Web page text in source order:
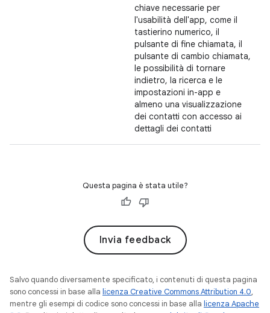
chiave necessarie per
l'usabilità dell'app, come il
tastierino numerico, il
pulsante di fine chiamata, il
pulsante di cambio chiamata,
le possibilità di tornare
indietro, la ricerca e le
impostazioni in-app e
almeno una visualizzazione
dei contatti con accesso ai
dettagli dei contatti
Questa pagina è stata utile?
Invia feedback
Salvo quando diversamente specificato, i contenuti di questa pagina
sono concessi in base alla licenza Creative Commons Attribution 4.0,
mentre gli esempi di codice sono concessi in base alla licenza Apache